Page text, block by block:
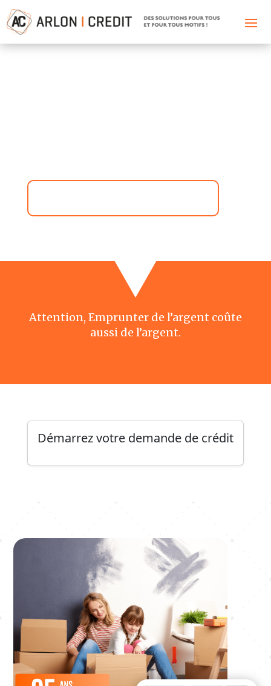
Attention, Emprunter de l’argent coûte
aussi de l’argent.
Démarrez votre demande de crédit